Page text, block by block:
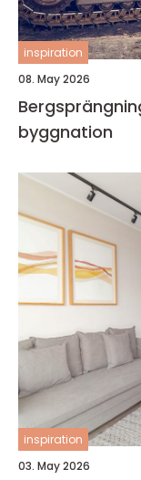
inspiration
08. May 2026
byggnation
inspiration
03. May 2026